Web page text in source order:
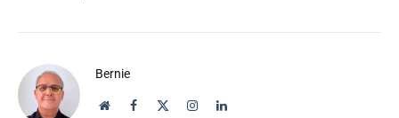
Bernie
WebsiteFacebook InstagramLinkedIn